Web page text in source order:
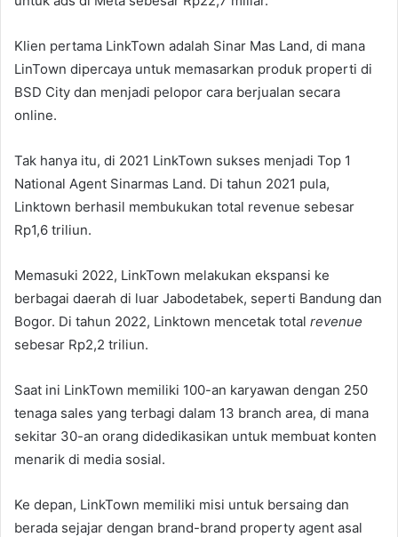
Klien pertama LinkTown adalah Sinar Mas Land, di mana
LinTown dipercaya untuk memasarkan produk properti di
BSD City dan menjadi pelopor cara berjualan secara
online.
Tak hanya itu, di 2021 LinkTown sukses menjadi Top 1
National Agent Sinarmas Land. Di tahun 2021 pula,
Linktown berhasil membukukan total revenue sebesar
Rp1,6 triliun.
Memasuki 2022, LinkTown melakukan ekspansi ke
berbagai daerah di luar Jabodetabek, seperti Bandung dan
Bogor. Di tahun 2022, Linktown mencetak total revenue
sebesar Rp2,2 triliun.
Saat ini LinkTown memiliki 100-an karyawan dengan 250
tenaga sales yang terbagi dalam 13 branch area, di mana
sekitar 30-an orang didedikasikan untuk membuat konten
menarik di media sosial.
Ke depan, LinkTown memiliki misi untuk bersaing dan
berada sejajar dengan brand-brand property agent asal